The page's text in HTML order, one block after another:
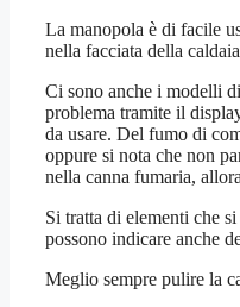
La manopola è di facile
nella facciata della
Ci sono anche i modelli
problema tramite il
da usare. Del fumo di
oppure si nota che non
nella canna fumaria,
Si tratta di elementi che
possono indicare anche
Meglio sempre pulire la